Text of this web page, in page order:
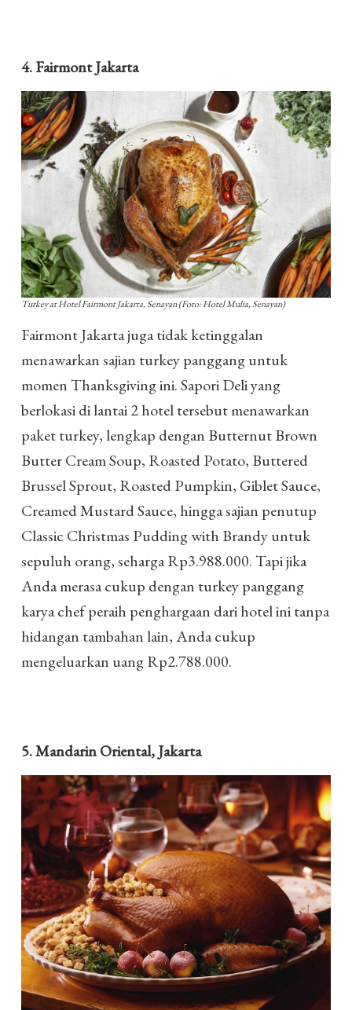
4. Fairmont Jakarta
Turkey at Hotel Fairmont Jakarta, Senayan (Foto: Hotel Mulia, Senayan)
Fairmont Jakarta juga tidak ketinggalan
menawarkan sajian turkey panggang untuk
momen Thanksgiving ini. Sapori Deli yang
berlokasi di lantai 2 hotel tersebut menawarkan
paket turkey, lengkap dengan Butternut Brown
Butter Cream Soup, Roasted Potato, Buttered
Brussel Sprout, Roasted Pumpkin, Giblet Sauce,
Creamed Mustard Sauce, hingga sajian penutup
Classic Christmas Pudding with Brandy untuk
sepuluh orang, seharga Rp3.988.000. Tapi jika
Anda merasa cukup dengan turkey panggang
karya chef peraih penghargaan dari hotel ini tanpa
hidangan tambahan lain, Anda cukup
mengeluarkan uang Rp2.788.000.
5. Mandarin Oriental, Jakarta